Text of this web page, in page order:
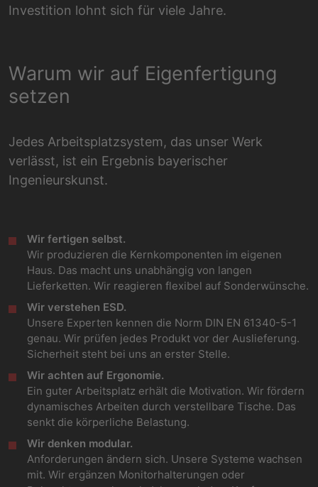
Investition lohnt sich für viele Jahre.
Warum wir auf Eigenfertigung
setzen
Jedes Arbeitsplatzsystem, das unser Werk
verlässt, ist ein Ergebnis bayerischer
Ingenieurskunst.
Wir fertigen selbst.
Wir produzieren die Kernkomponenten im eigenen
Haus. Das macht uns unabhängig von langen
Lieferketten. Wir reagieren flexibel auf Sonderwünsche.
Wir verstehen ESD.
Unsere Experten kennen die Norm DIN EN 61340-5-1
genau. Wir prüfen jedes Produkt vor der Auslieferung.
Sicherheit steht bei uns an erster Stelle.
Wir achten auf Ergonomie.
Ein guter Arbeitsplatz erhält die Motivation. Wir fördern
dynamisches Arbeiten durch verstellbare Tische. Das
senkt die körperliche Belastung.
Wir denken modular.
Anforderungen ändern sich. Unsere Systeme wachsen
mit. Wir ergänzen Monitorhalterungen oder